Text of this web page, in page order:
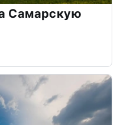
Самарскую